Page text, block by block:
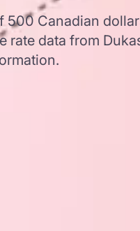
500 Canadian
rate data from